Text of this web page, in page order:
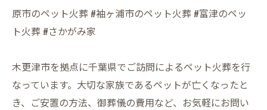
原市のペット火葬 #袖ヶ浦市のペット火葬 #富津のペッ
ト火葬 #さかがみ家
木更津市を拠点に千葉県でご訪問によるペット火葬を行
なっています。大切な家族であるペットが亡くなったと
き、ご安置の方法、御葬儀の費用など、お気軽にお問い